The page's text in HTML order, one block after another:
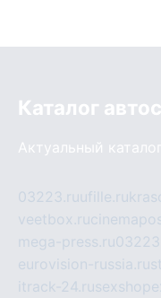
Каталог
Актуальный
03223.ruufille.ru
veetbox.ru
mega-press.ru
eurovision-russia.ru
itrack-24.ru